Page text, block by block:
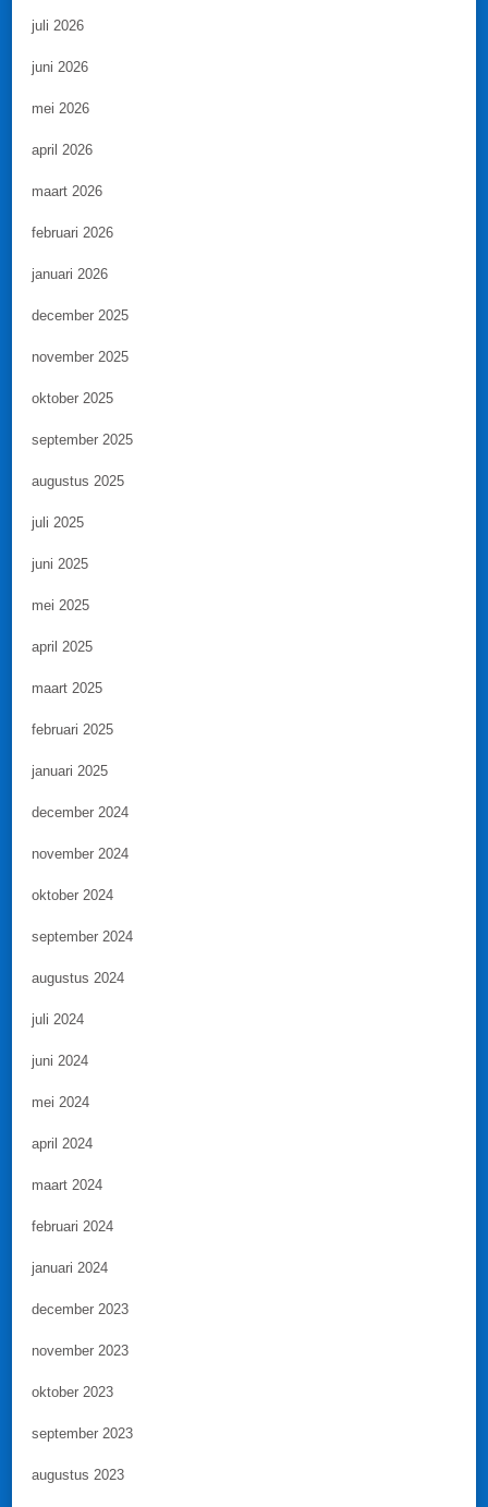
juli 2026
juni 2026
mei 2026
april 2026
maart 2026
februari 2026
januari 2026
december 2025
november 2025
oktober 2025
september 2025
augustus 2025
juli 2025
juni 2025
mei 2025
april 2025
maart 2025
februari 2025
januari 2025
december 2024
november 2024
oktober 2024
september 2024
augustus 2024
juli 2024
juni 2024
mei 2024
april 2024
maart 2024
februari 2024
januari 2024
december 2023
november 2023
oktober 2023
september 2023
augustus 2023